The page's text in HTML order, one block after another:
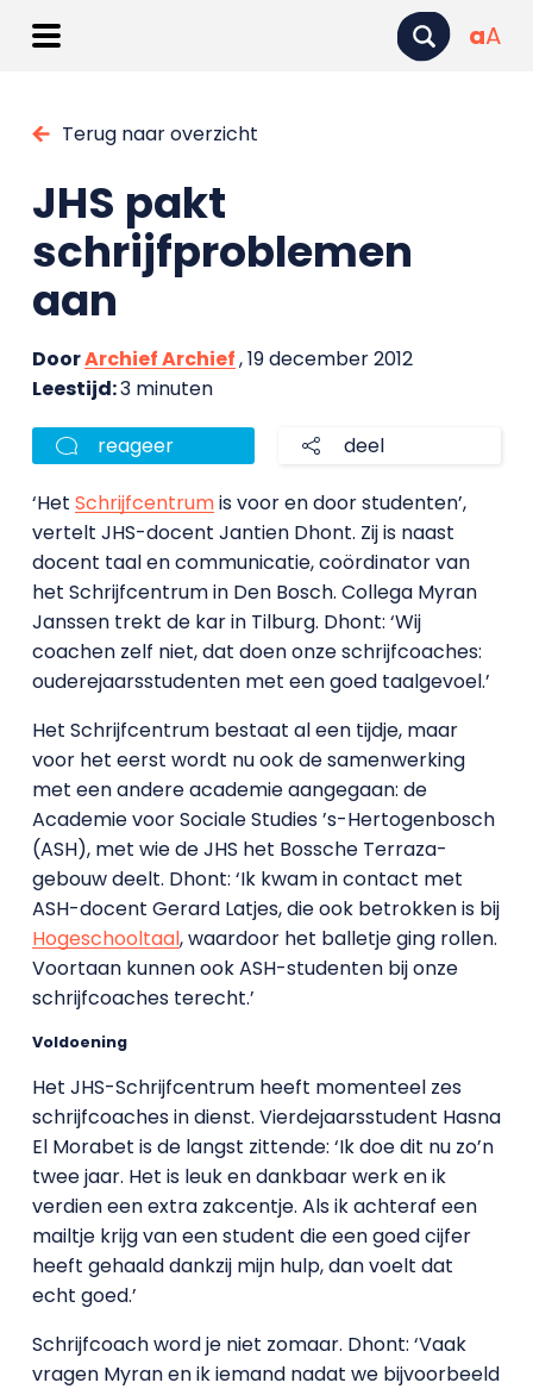
aA
Terug naar overzicht
JHS pakt
schrijfproblemen
aan
DoorArchief Archief, 19 december 2012
Leestijd:3 minuten
reageer deel
‘Het Schrijfcentrumis voor en door studenten’,
vertelt JHS-docent Jantien Dhont. Zij is naast
docent taal en communicatie, coördinator van
het Schrijfcentrum in Den Bosch. Collega Myran
Janssen trekt de kar in Tilburg. Dhont: ‘Wij
coachen zelf niet, dat doen onze schrijfcoaches:
ouderejaarsstudenten met een goed taalgevoel.’
Het Schrijfcentrum bestaat al een tijdje, maar
voor het eerst wordt nu ook de samenwerking
met een andere academie aangegaan: de
Academie voor Sociale Studies ’s-Hertogenbosch
(ASH), met wie de JHS het Bossche Terraza-
gebouw deelt. Dhont: ‘Ik kwam in contact met
ASH-docent Gerard Latjes, die ook betrokken is bij
Hogeschooltaal, waardoor het balletje ging rollen.
Voortaan kunnen ook ASH-studenten bij onze
schrijfcoaches terecht.’
Voldoening
Het JHS-Schrijfcentrum heeft momenteel zes
schrijfcoaches in dienst. Vierdejaarsstudent Hasna
El Morabet is de langst zittende: ‘Ik doe dit nu zo’n
twee jaar. Het is leuk en dankbaar werk en ik
verdien een extra zakcentje. Als ik achteraf een
mailtje krijg van een student die een goed cijfer
heeft gehaald dankzij mijn hulp, dan voelt dat
echt goed.’
Schrijfcoach word je niet zomaar. Dhont: ‘Vaak
vragen Myran en ik iemand nadat we bijvoorbeeld